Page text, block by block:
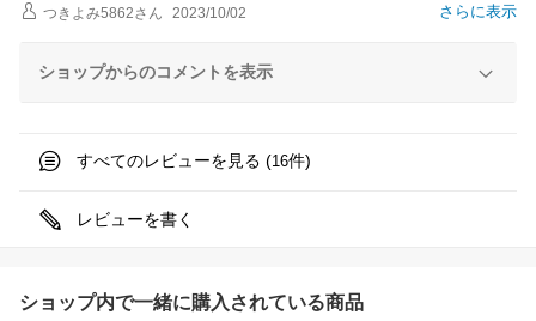
さらに表示
つきよみ5862さん 2023/10/02
ショップからのコメントを表示
すべてのレビューを見る (16件)
レビューを書く
ショップ内で一緒に購入されている商品